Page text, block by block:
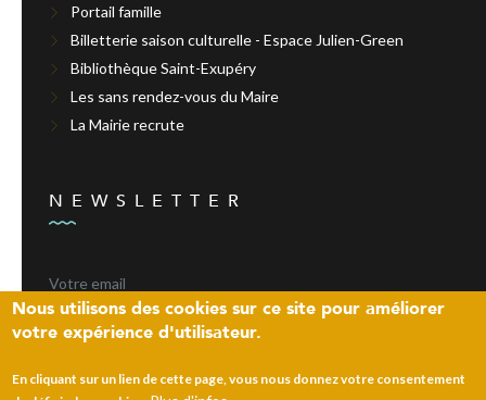
Portail famille
Billetterie saison culturelle - Espace Julien-Green
Bibliothèque Saint-Exupéry
Les sans rendez-vous du Maire
La Mairie recrute
NEWSLETTER
ENVOYER
Nous utilisons des cookies sur ce site pour améliorer
votre expérience d'utilisateur.
En cliquant sur un lien de cette page, vous nous donnez votre consentement